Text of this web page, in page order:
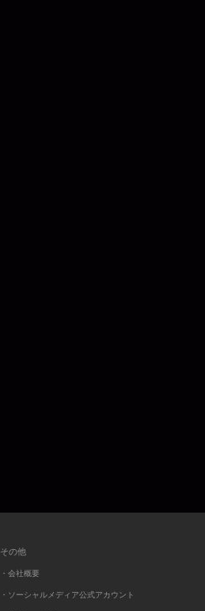
その他
・会社概要
・ソーシャルメディア公式アカウント